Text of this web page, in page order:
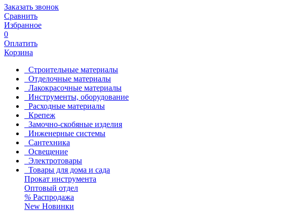
Заказать звонок
Сравнить
Избранное
0
Оплатить
Корзина
Строительные материалы
Отделочные материалы
Лакокрасочные материалы
Инструменты, оборудование
Расходные материалы
Крепеж
Замочно-скобяные изделия
Инженерные системы
Сантехника
Освещение
Электротовары
Товары для дома и сада
Прокат инструмента
Оптовый отдел
% Распродажа
New Новинки